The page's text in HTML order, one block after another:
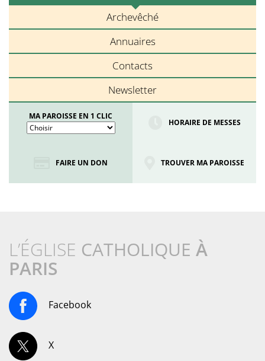
Archevêché
Annuaires
Contacts
Newsletter
MA PAROISSE EN 1 CLIC
HORAIRE DE MESSES
FAIRE UN DON TROUVER MA PAROISSE
L’ÉGLISE CATHOLIQUE À
PARIS
Facebook
X